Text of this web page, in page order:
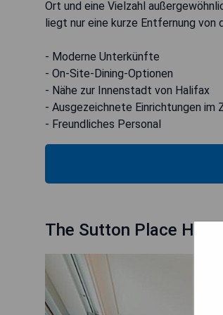
Ort und eine Vielzahl
liegt nur eine kurze Entfernung
- Moderne Unterkünfte
- On-Site-Dining-Optionen
- Nähe zur Innenstadt von Halifax
- Ausgezeichnete Einrichtungen im
- Freundliches Personal
The Sutton Place